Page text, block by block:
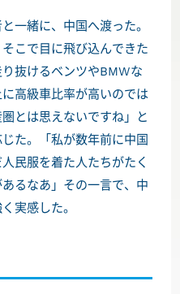
一緒に、中国へ渡った。
こで目に飛び込んできた
抜けるベンツやBMWな
高級車比率が高いのでは
とは思えないですね」と
た。「私が数年前に中国
民服を着た人たちがたく
るなあ」その一言で、中
実感した。